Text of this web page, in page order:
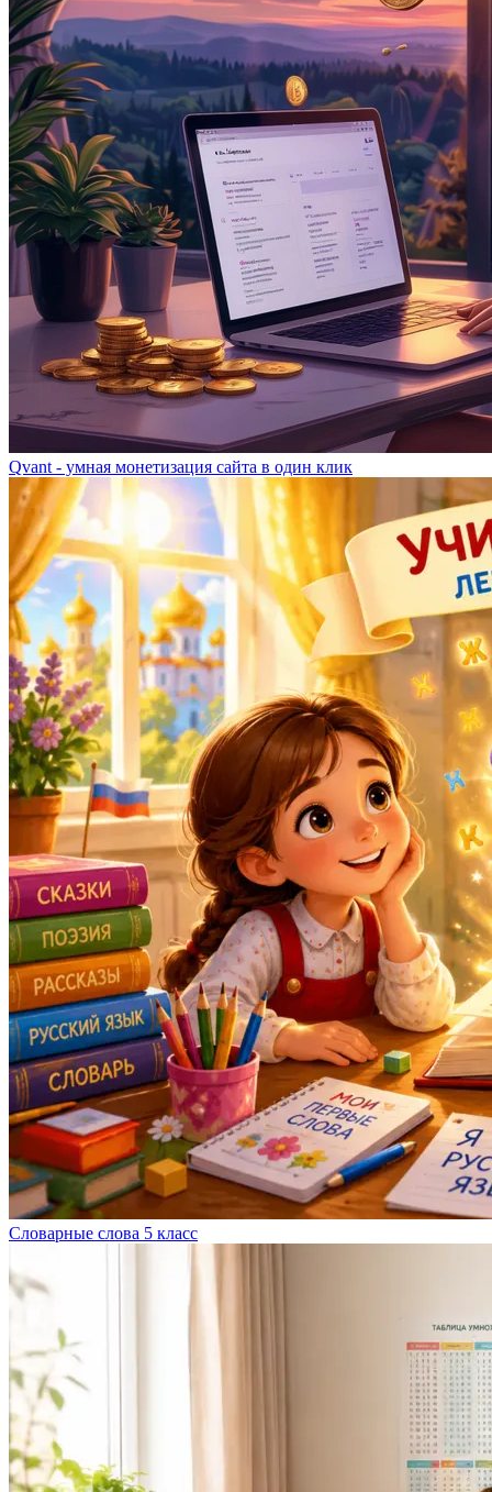
Qvant - умная монетизация сайта в один клик
Словарные слова 5 класс